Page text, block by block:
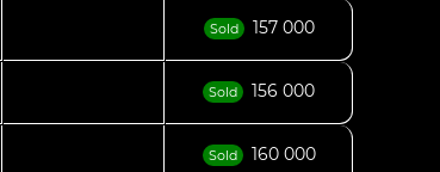
Sold 157 000
Sold 156 000
Sold 160 000